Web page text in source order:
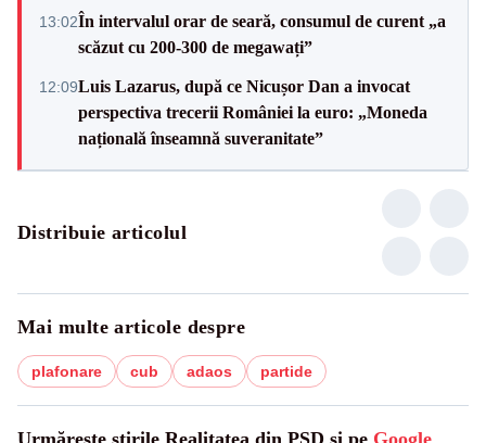
13:02În intervalul orar de seară, consumul de curent „a
scăzut cu 200-300 de megawați”
12:09Luis Lazarus, după ce Nicușor Dan a invocat
perspectiva trecerii României la euro: „Moneda
națională înseamnă suveranitate”
Distribuie articolul
Mai multe articole despre
plafonare cub adaos partide
Urmărește știrile Realitatea din PSD și pe Google